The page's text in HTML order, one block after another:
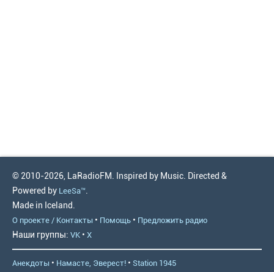
© 2010-2026, LaRadioFM. Inspired by Music. Directed &
Powered by LeeSa™.
Made in Iceland.
О проекте / Контакты • Помощь • Предложить радио
Наши группы: VK • X
Анекдоты • Намасте, Эверест! • Station 1945